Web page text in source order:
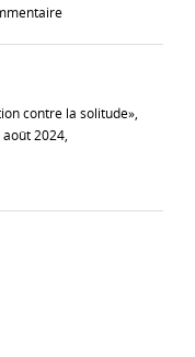
contre la solitude»,
2024,